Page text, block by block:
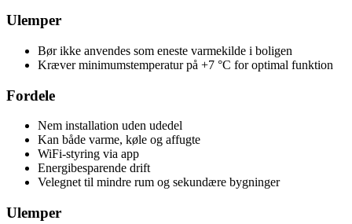
Ulemper
Bør ikke anvendes som eneste varmekilde i boligen
Kræver minimumstemperatur på +7 °C for optimal funktion
Fordele
Nem installation uden udedel
Kan både varme, køle og affugte
WiFi-styring via app
Energibesparende drift
Velegnet til mindre rum og sekundære bygninger
Ulemper